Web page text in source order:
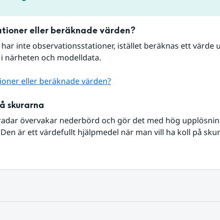
eller beräknade värden?
inte observationsstationer, istället beräknas ett värde
närheten och modelldata.
eller beräknade värden?
skurarna
övervakar nederbörd och gör det med hög
är ett värdefullt hjälpmedel när man vill ha koll på